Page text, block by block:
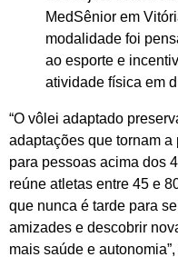
MedSênior em
modalidade foi
ao esporte e
atividade física em
“O vôlei adaptado
adaptações que tornam a
para pessoas acima dos
reúne atletas entre 45 e
que nunca é tarde para
amizades e descobrir
mais saúde e